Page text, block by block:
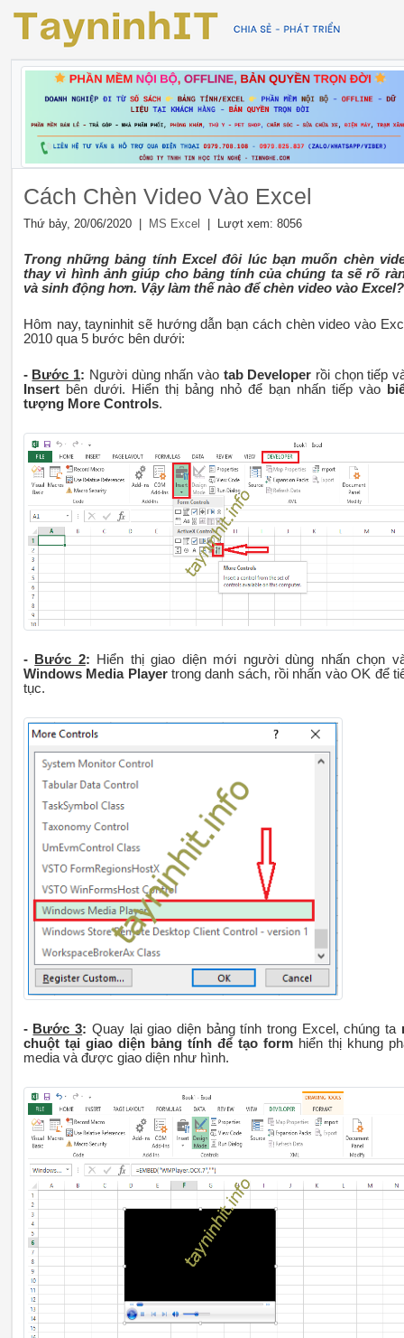
Cách Chèn Video Vào Excel
Thứ bảy, 20/06/2020 | MS Excel | Lượt xem: 8056
Trong những bảng tính Excel đôi lúc bạn muốn chèn
thay vì hình ảnh giúp cho bảng tính của chúng ta sẽ rõ
và sinh động hơn. Vậy làm thế nào để chèn video vào Excel?
Hôm nay, tayninhit sẽ hướng dẫn bạn cách chèn video vào
2010 qua 5 bước bên dưới:
- Bước 1: Người dùng nhấn vào tab Developer rồi chọn tiếp
Insertbên dưới. Hiển thị bảng nhỏ để bạn nhấn tiếp vào
tượng More Controls.
- Bước 2:
Hiển thị giao diện mới người dùng nhấn chọn
Windows Media Playertrong danh sách, rồi nhấn vào OK để
tục.
- Bước 3: Quay lại giao diện bảng tính trong Excel, chúng ta
chuột tại giao diện bảng tính để tạo formhiển thị khung
media và được giao diện như hình.